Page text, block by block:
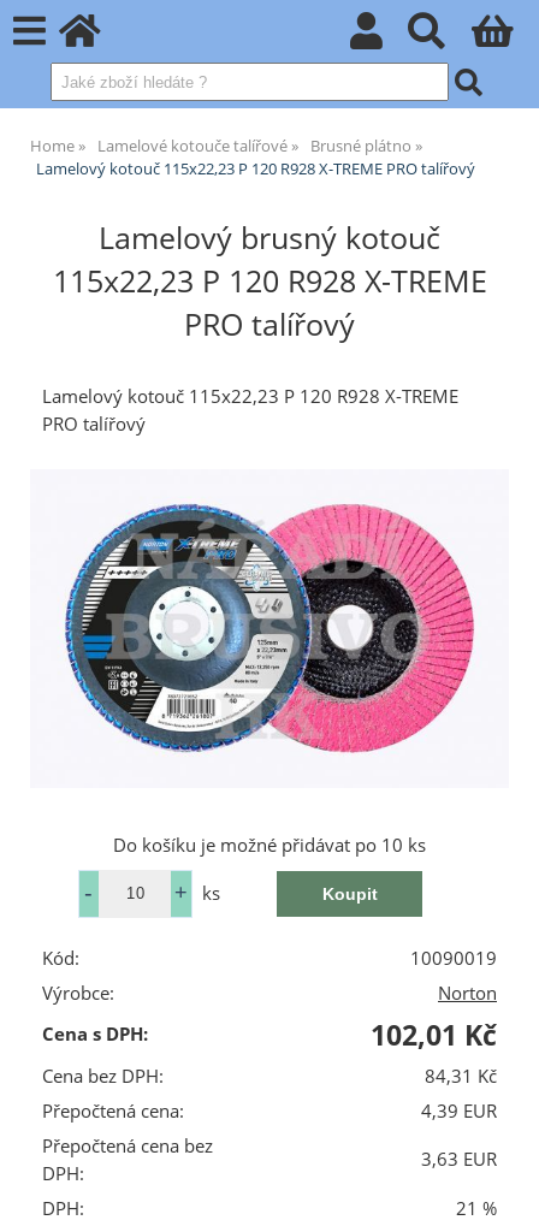
Home Lamelové kotouče talířové
Brusné plátno
Lamelový kotouč 115x22,23 P 120 R928 X-TREME PRO talířový
Lamelový brusný kotouč
115x22,23 P 120 R928 X-TREME
PRO talířový
Lamelový kotouč 115x22,23 P 120 R928 X-TREME
PRO talířový
Do košíku je možné přidávat po 10 ks
ks
Kód:
10090019
Výrobce:
Norton
Cena s DPH:
102,01 Kč
Cena bez DPH:
84,31 Kč
Přepočtená cena:
4,39 EUR
Přepočtená cena bez
DPH:
3,63 EUR
DPH:
21 %